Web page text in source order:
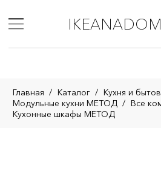
Главная / Каталог / Кухня и
Модульные кухни МЕТОД / Все
Кухонные шкафы МЕТОД